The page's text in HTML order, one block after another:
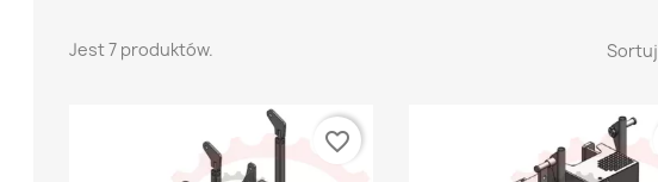
Jest 7 produktów.
favorite_border